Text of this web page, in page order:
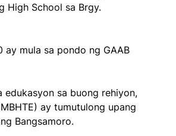
High School sa Brgy.
ay mula sa pondo ng GAAB
edukasyon sa buong rehiyon,
ay tumutulong upang
Bangsamoro.